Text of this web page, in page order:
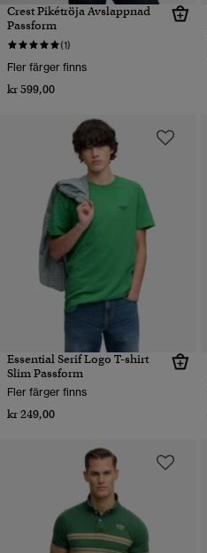
Crest Pikétröja Avslappnad
Passform
(1)
Fler färger finns
kr 599,00
Essential Serif Logo T-shirt
Slim Passform
Fler färger finns
kr 249,00